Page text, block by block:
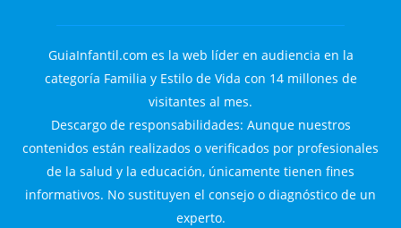
GuiaInfantil.com es la web líder en audiencia en la
categoría Familia y Estilo de Vida con 14 millones de
visitantes al mes.
Descargo de responsabilidades: Aunque nuestros
contenidos están realizados o verificados por profesionales
de la salud y la educación, únicamente tienen fines
informativos. No sustituyen el consejo o diagnóstico de un
experto.